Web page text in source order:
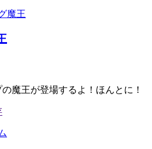
魔王が登場するよ！ほんとに！